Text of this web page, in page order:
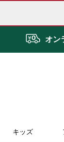
オン
キッズ